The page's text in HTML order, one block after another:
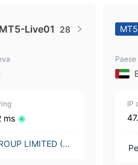
Live01 28
ms
LIMITED (Au
MT5
IP